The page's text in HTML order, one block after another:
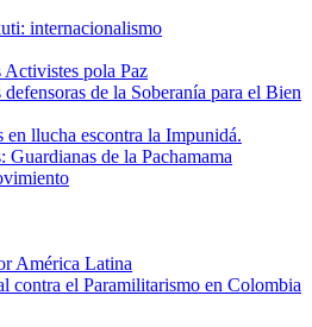
internacionalismo
pola Paz
de la Soberanía para el Bien
llucha escontra la Impunidá.
Guardianas de la Pachamama
América Latina
contra el Paramilitarismo en Colombia